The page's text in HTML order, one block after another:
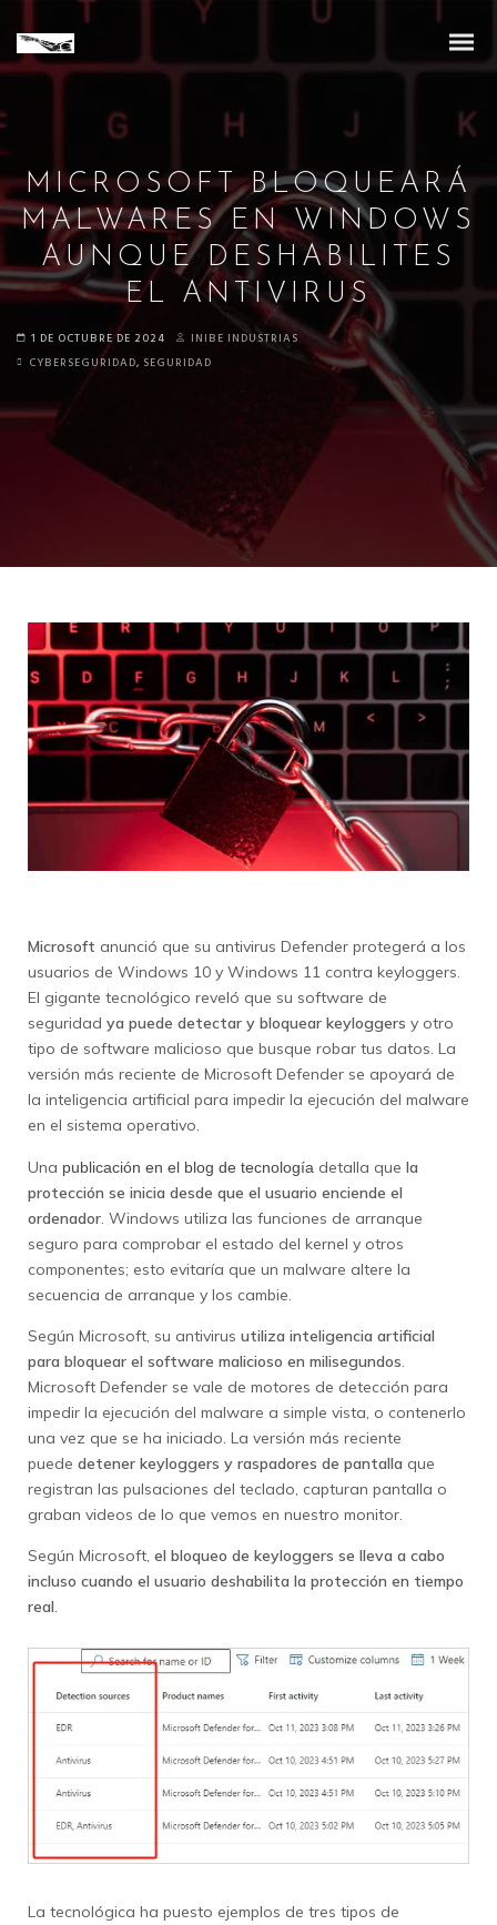
MICROSOFT BLOQUEARÁ
MALWARES EN WINDOWS
AUNQUE DESHABILITES
EL ANTIVIRUS
1 DE OCTUBRE DE 2024
INIBE INDUSTRIAS
CYBERSEGURIDAD, SEGURIDAD
Microsoft anunció que su antivirus Defender protegerá a los
usuarios de Windows 10 y Windows 11 contra keyloggers.
El gigante tecnológico reveló que su software de
seguridad ya puede detectar y bloquear keyloggers y otro
tipo de software malicioso que busque robar tus datos. La
versión más reciente de Microsoft Defender se apoyará de
la inteligencia artificial para impedir la ejecución del malware
en el sistema operativo.
Una publicación en el blog de tecnología detalla que la
protección se inicia desde que el usuario enciende el
ordenador. Windows utiliza las funciones de arranque
seguro para comprobar el estado del kernel y otros
componentes; esto evitaría que un malware altere la
secuencia de arranque y los cambie.
Según Microsoft, su antivirus utiliza inteligencia artificial
para bloquear el software malicioso en milisegundos.
Microsoft Defender se vale de motores de detección para
impedir la ejecución del malware a simple vista, o contenerlo
una vez que se ha iniciado. La versión más reciente
puede detener keyloggers y raspadores de pantalla que
registran las pulsaciones del teclado, capturan pantalla o
graban videos de lo que vemos en nuestro monitor.
Según Microsoft, el bloqueo de keyloggers se lleva a cabo
incluso cuando el usuario deshabilita la protección en tiempo
real.
La tecnológica ha puesto ejemplos de tres tipos de